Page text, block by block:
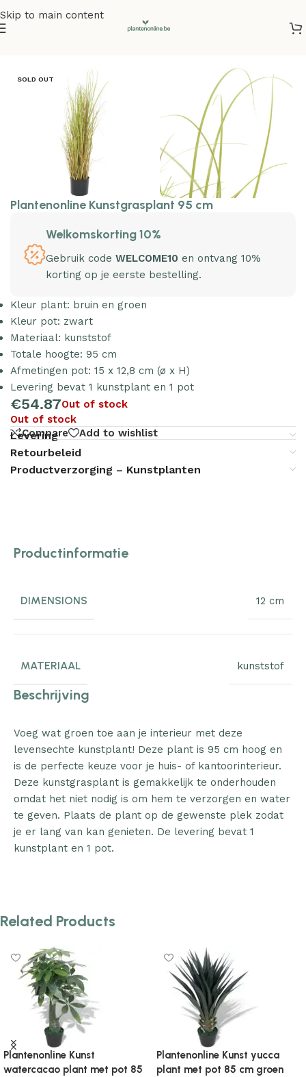
Skip to main content
SOLD OUT
Plantenonline Kunstgrasplant 95 cm
Welkomskorting 10%
Gebruik code WELCOME10 en ontvang 10%
korting op je eerste bestelling.
Kleur plant: bruin en groen
Kleur pot: zwart
Materiaal: kunststof
Totale hoogte: 95 cm
Afmetingen pot: 15 x 12,8 cm (ø x H)
Levering bevat 1 kunstplant en 1 pot
€54.87Out of stock
Out of stock
Compare
Add to wishlist
Levering
Retourbeleid
Productverzorging – Kunstplanten
Productinformatie
DIMENSIONS 12 cm
MATERIAAL kunststof
Beschrijving
Voeg wat groen toe aan je interieur met deze
levensechte kunstplant! Deze plant is 95 cm hoog en
is de perfecte keuze voor je huis- of kantoorinterieur.
Deze kunstgrasplant is gemakkelijk te onderhouden
omdat het niet nodig is om hem te verzorgen en water
te geven. Plaats de plant op de gewenste plek zodat
je er lang van kan genieten. De levering bevat 1
kunstplant en 1 pot.
Related Products
Plantenonline Kunst
watercacao plant met pot 85
Plantenonline Kunst yucca
plant met pot 85 cm groen